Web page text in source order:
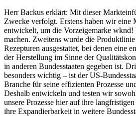
Herr Backus erklärt: Mit dieser
Zwecke verfolgt. Erstens haben wir eine
entwickelt, um die Vorzeigemarke wknd!
machen. Zweitens wurde die
Rezepturen ausgestattet, bei denen eine
der Herstellung im Sinne der
in anderen Bundesstaaten gegeben ist.
besonders wichtig – ist der US-
Branche für seine effizienten Prozesse
Deshalb entwickeln und testen wir
unsere Prozesse hier auf ihre
ihre Expandierbarkeit in weitere